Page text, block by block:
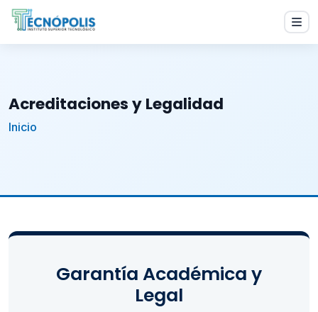
Acreditaciones y Legalidad
Inicio
Garantía Académica y
Legal